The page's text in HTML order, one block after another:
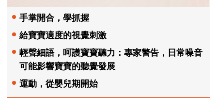
手掌開合，學抓握
給寶寶適度的視覺刺激
輕聲細語，呵護寶寶聽力：專家警告，日常噪音
可能影響寶寶的聽覺發展
運動，從嬰兒期開始